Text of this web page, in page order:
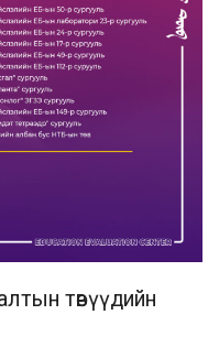
төвүүдийн